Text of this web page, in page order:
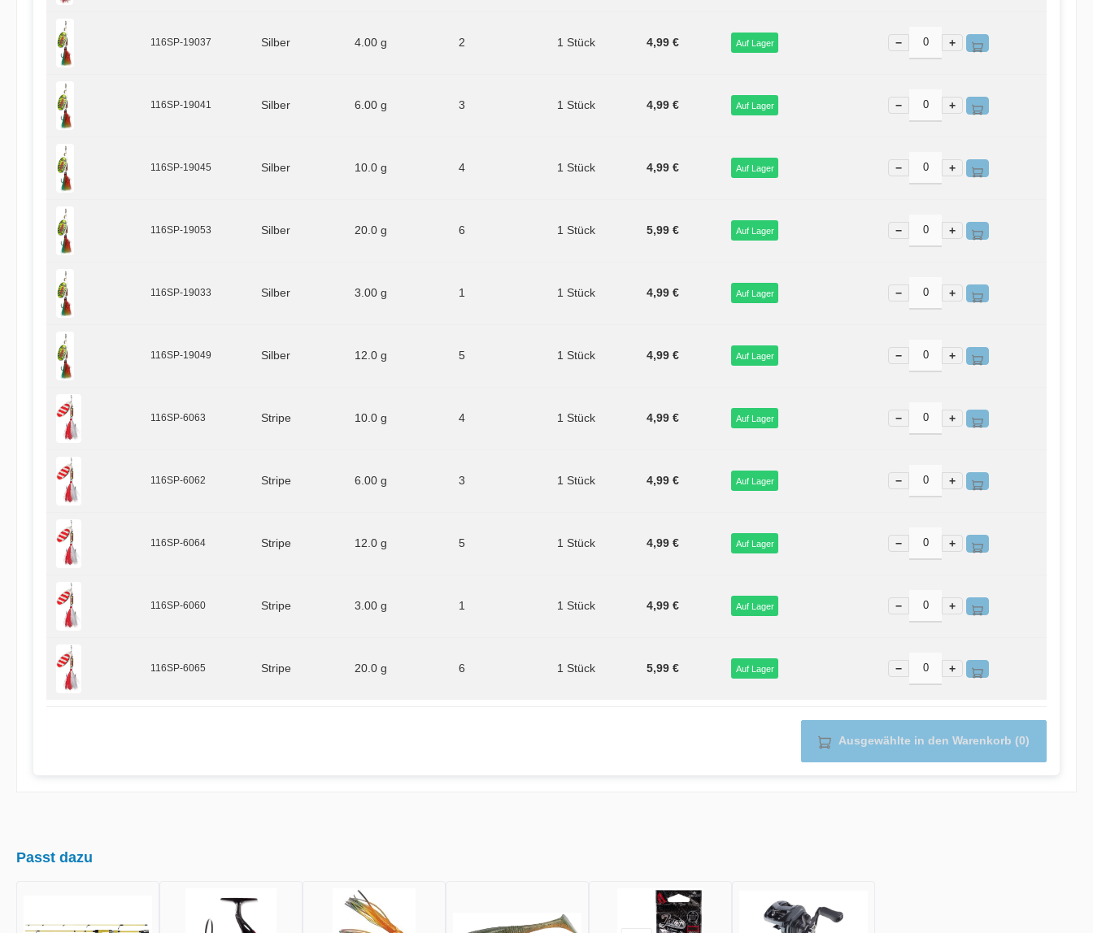
116SP-19037 Silber 4.00 g 2 1 Stück 4,99 € Auf Lager − +
116SP-19041 Silber 6.00 g 3 1 Stück 4,99 € Auf Lager − +
116SP-19045 Silber 10.0 g 4 1 Stück 4,99 € Auf Lager − +
116SP-19053 Silber 20.0 g 6 1 Stück 5,99 € Auf Lager − +
116SP-19033 Silber 3.00 g 1 1 Stück 4,99 € Auf Lager − +
116SP-19049 Silber 12.0 g 5 1 Stück 4,99 € Auf Lager − +
116SP-6063 Stripe 10.0 g 4 1 Stück 4,99 € Auf Lager − +
116SP-6062 Stripe 6.00 g 3 1 Stück 4,99 € Auf Lager − +
116SP-6064 Stripe 12.0 g 5 1 Stück 4,99 € Auf Lager − +
116SP-6060 Stripe 3.00 g 1 1 Stück 4,99 € Auf Lager − +
116SP-6065 Stripe 20.0 g 6 1 Stück 5,99 € Auf Lager − +
Ausgewählte in den Warenkorb (0)
Passt dazu